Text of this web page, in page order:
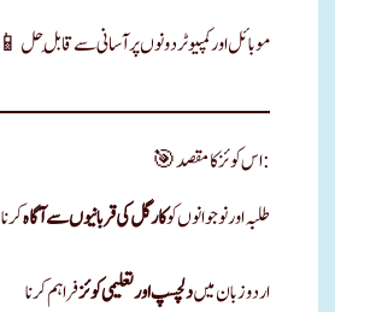
📱 موبائل اور کمپیوٹر دونوں پر آسانی سے قابلِ حل
🎯 اس کوئز کا مقصد:
طلبہ اور نوجوانوں کوکارگل کی قربانیوں سے آگاہکرنا
اردو زبان میںدلچسپ اور تعلیمی کوئزفراہم کرنا